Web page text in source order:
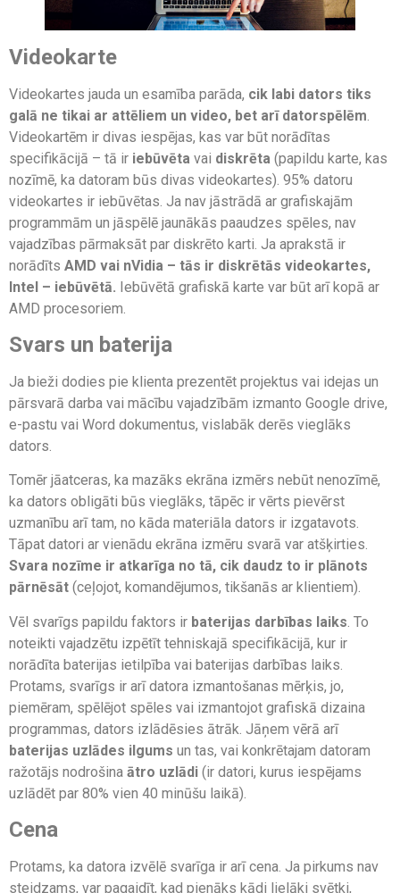
Videokarte
Videokartes jauda un esamība parāda, cik labi dators tiks
galā ne tikai ar attēliem un video, bet arī datorspēlēm
Videokartēm ir divas iespējas, kas var būt norādītas
specifikācijā – tā ir iebūvēta vai diskrēta (papildu karte, kas
nozīmē, ka datoram būs divas videokartes). 95% datoru
videokartes ir iebūvētas. Ja nav jāstrādā ar grafiskajām
programmām un jāspēlē jaunākās paaudzes spēles, nav
vajadzības pārmaksāt par diskrēto karti. Ja aprakstā ir
norādīts AMD vai nVidia – tās ir diskrētās videokartes,
Intel – iebūvētā. Iebūvētā grafiskā karte var būt arī kopā ar
AMD procesoriem.
Svars un baterija
Ja bieži dodies pie klienta prezentēt projektus vai idejas un
pārsvarā darba vai mācību vajadzībām izmanto Google drive,
e-pastu vai Word dokumentus, vislabāk derēs vieglāks
dators.
Tomēr jāatceras, ka mazāks ekrāna izmērs nebūt nenozīmē,
ka dators obligāti būs vieglāks, tāpēc ir vērts pievērst
uzmanību arī tam, no kāda materiāla dators ir izgatavots.
Tāpat datori ar vienādu ekrāna izmēru svarā var atšķirties.
Svara nozīme ir atkarīga no tā, cik daudz to ir plānots
pārnēsāt (ceļojot, komandējumos, tikšanās ar klientiem).
Vēl svarīgs papildu faktors ir baterijas darbības laiks . To
noteikti vajadzētu izpētīt tehniskajā specifikācijā, kur ir
norādīta baterijas ietilpība vai baterijas darbības laiks.
Protams, svarīgs ir arī datora izmantošanas mērķis, jo,
piemēram, spēlējot spēles vai izmantojot grafiskā dizaina
programmas, dators izlādēsies ātrāk. Jāņem vērā arī
baterijas uzlādes ilgums un tas, vai konkrētajam datoram
ražotājs nodrošina ātro uzlādi (ir datori, kurus iespējams
uzlādēt par 80% vien 40 minūšu laikā).
Cena
Protams, ka datora izvēlē svarīga ir arī cena. Ja pirkums nav
steidzams, var pagaidīt, kad pienāks kādi lielāki svētki,